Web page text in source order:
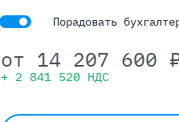
Серверы С GPU
С GPU NVIDIA
Порадовать
от 14 207 600
+ 2 841 520 НДС